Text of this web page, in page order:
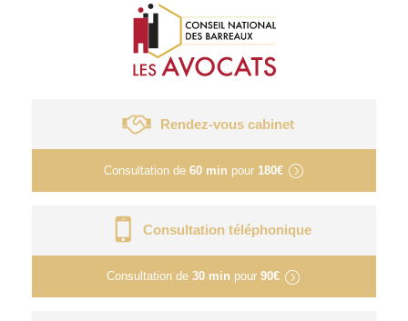
Rendez-vous cabinet
Consultation de 60 min pour 180€
Consultation téléphonique
Consultation de 30 min pour 90€